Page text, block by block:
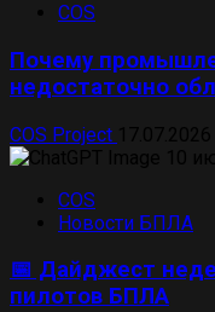
COS
Почему
недостаточно
COS Project
COS
Новости БПЛА
📅 Дайджест
пилотов БПЛА